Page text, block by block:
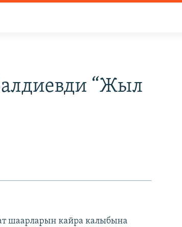
“Жыл
шаарларын кайра калыбына